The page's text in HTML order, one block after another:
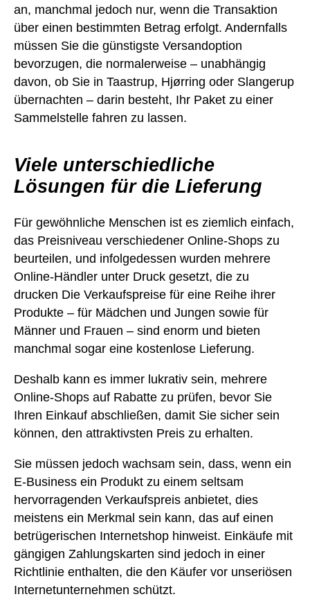
an, manchmal jedoch nur, wenn die Transaktion
über einen bestimmten Betrag erfolgt. Andernfalls
müssen Sie die günstigste Versandoption
bevorzugen, die normalerweise – unabhängig
davon, ob Sie in Taastrup, Hjørring oder Slangerup
übernachten – darin besteht, Ihr Paket zu einer
Sammelstelle fahren zu lassen.
Viele unterschiedliche
Lösungen für die Lieferung
Für gewöhnliche Menschen ist es ziemlich einfach,
das Preisniveau verschiedener Online-Shops zu
beurteilen, und infolgedessen wurden mehrere
Online-Händler unter Druck gesetzt, die zu
drucken Die Verkaufspreise für eine Reihe ihrer
Produkte – für Mädchen und Jungen sowie für
Männer und Frauen – sind enorm und bieten
manchmal sogar eine kostenlose Lieferung.
Deshalb kann es immer lukrativ sein, mehrere
Online-Shops auf Rabatte zu prüfen, bevor Sie
Ihren Einkauf abschließen, damit Sie sicher sein
können, den attraktivsten Preis zu erhalten.
Sie müssen jedoch wachsam sein, dass, wenn ein
E-Business ein Produkt zu einem seltsam
hervorragenden Verkaufspreis anbietet, dies
meistens ein Merkmal sein kann, das auf einen
betrügerischen Internetshop hinweist. Einkäufe mit
gängigen Zahlungskarten sind jedoch in einer
Richtlinie enthalten, die den Käufer vor unseriösen
Internetunternehmen schützt.